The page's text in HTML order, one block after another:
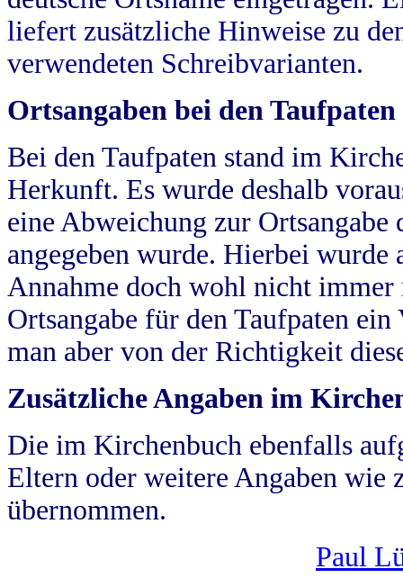
liefert zusätzliche Hinweise zu
verwendeten Schreibvarianten.
Ortsangaben bei den Taufpaten
Bei den Taufpaten stand im
Herkunft. Es wurde deshalb
eine Abweichung zur
angegeben wurde. Hierbei wurde
Annahme doch wohl nicht
Ortsangabe für den Taufpaten
man aber von der Richtigkeit
Zusätzliche Angaben im
Die im Kirchenbuch ebenfalls
Eltern oder weitere Angaben wie
übernommen.
Paul